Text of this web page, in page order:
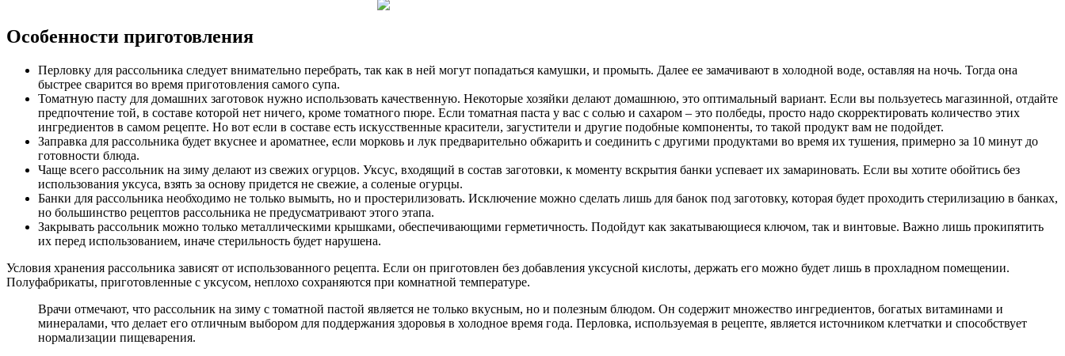
Особенности приготовления
Перловку для рассольника следует внимательно перебрать, так как в ней могут попадаться камушки, и промыть. Далее ее замачивают в холодной воде, оставляя на ночь. Тогда она
быстрее сварится во время приготовления самого супа.
Томатную пасту для домашних заготовок нужно использовать качественную. Некоторые хозяйки делают домашнюю, это оптимальный вариант. Если вы пользуетесь магазинной, отдайте
предпочтение той, в составе которой нет ничего, кроме томатного пюре. Если томатная паста у вас с солью и сахаром – это полбеды, просто надо скорректировать количество этих
ингредиентов в самом рецепте. Но вот если в составе есть искусственные красители, загустители и другие подобные компоненты, то такой продукт вам не подойдет.
Заправка для рассольника будет вкуснее и ароматнее, если морковь и лук предварительно обжарить и соединить с другими продуктами во время их тушения, примерно за 10 минут до
готовности блюда.
Чаще всего рассольник на зиму делают из свежих огурцов. Уксус, входящий в состав заготовки, к моменту вскрытия банки успевает их замариновать. Если вы хотите обойтись без
использования уксуса, взять за основу придется не свежие, а соленые огурцы.
Банки для рассольника необходимо не только вымыть, но и простерилизовать. Исключение можно сделать лишь для банок под заготовку, которая будет проходить стерилизацию в банках,
но большинство рецептов рассольника не предусматривают этого этапа.
Закрывать рассольник можно только металлическими крышками, обеспечивающими герметичность. Подойдут как закатывающиеся ключом, так и винтовые. Важно лишь прокипятить
их перед использованием, иначе стерильность будет нарушена.
Условия хранения рассольника зависят от использованного рецепта. Если он приготовлен без добавления уксусной кислоты, держать его можно будет лишь в прохладном помещении.
Полуфабрикаты, приготовленные с уксусом, неплохо сохраняются при комнатной температуре.
Врачи отмечают, что рассольник на зиму с томатной пастой является не только вкусным, но и полезным блюдом. Он содержит множество ингредиентов, богатых витаминами и
минералами, что делает его отличным выбором для поддержания здоровья в холодное время года. Перловка, используемая в рецепте, является источником клетчатки и способствует
нормализации пищеварения.